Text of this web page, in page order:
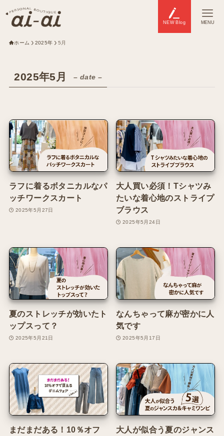
NEW Blog MENU
ホーム 2025年 5月
2025年5月 – date –
ラフに着るボタニカルなパ
ッチワークスカート
2025年5月27日
大人買い必須！Tシャツみ
たいな着心地のストライプ
ブラウス
2025年5月24日
夏のストレッチが効いたト
ップスって？
2025年5月21日
なんちゃって麻が密かに人
気です
2025年5月17日
まだまだある！10％オフ
大人が似合う夏のジャンス